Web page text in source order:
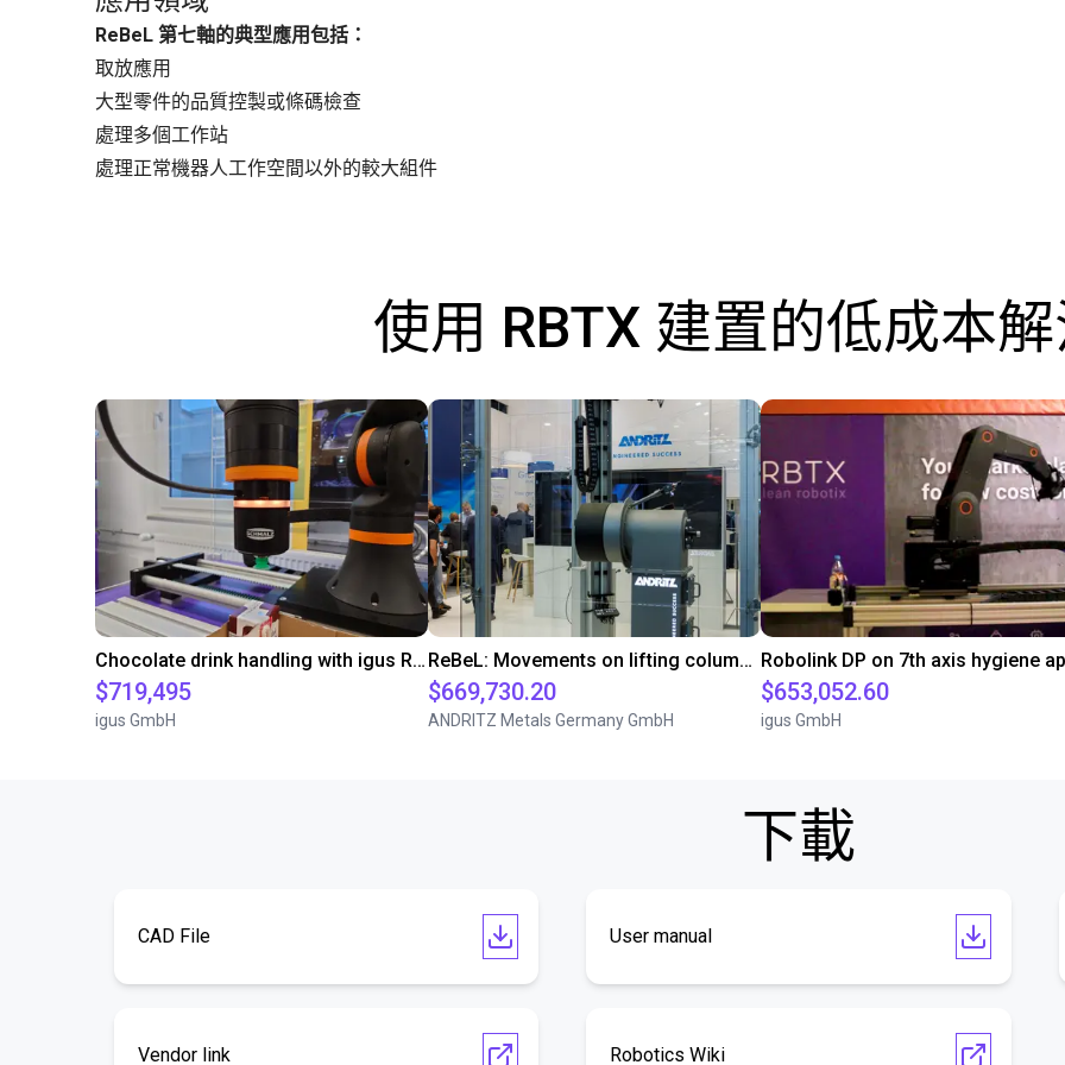
ReBeL 第七軸的典型應用包括：
取放應用
大型零件的品質控製或條碼檢查
處理多個工作站
處理正常機器人工作空間以外的較大組件
使用 RBTX 建置的低成本
Chocolate drink handling with igus ReBeL on 7th axis
$719,495
igus GmbH
ReBeL: Movements on lifting column and linear axis
$669,730.20
ANDRITZ Metals Germany GmbH
$653,052.60
igus GmbH
下載
CAD File User manual
Vendor link Robotics Wiki